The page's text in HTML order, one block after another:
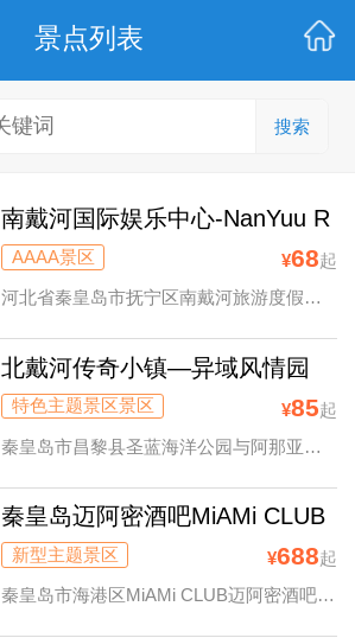
景点列表
搜索
南戴河国际娱乐中心-NanYuu R
esort
AAAA景区 ¥68起
河北省秦皇岛市抚宁区南戴河旅游度假区环海路999号
北戴河传奇小镇—异域风情园
特色主题景区景区 ¥85起
秦皇岛市昌黎县圣蓝海洋公园与阿那亚交汇处
秦皇岛迈阿密酒吧MiAMi CLUB
新型主题景区 ¥688起
秦皇岛市海港区MiAMi CLUB迈阿密酒吧(秦皇岛店)